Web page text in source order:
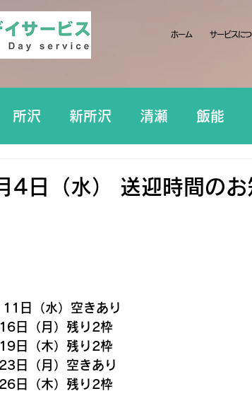
ホーム サービスに
所沢 新所沢 清瀬 飯能
4日（水） 送迎時間の
日（水）空きあり
日（月）残り2枠
日（木）残り2枠
日（月）空きあり
日（木）残り2枠